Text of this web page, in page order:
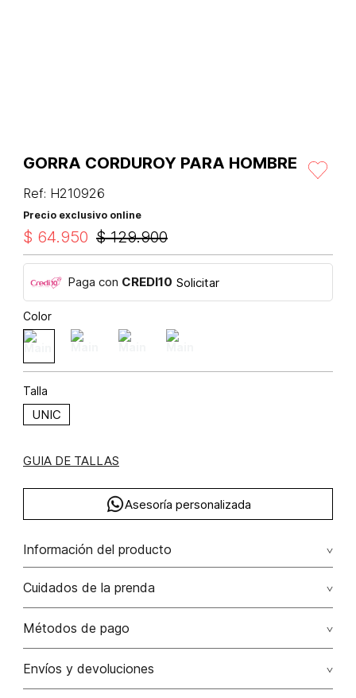
GORRA CORDUROY PARA HOMBRE
Ref: H210926
Precio exclusivo online
$ 129.900
$ 64.950
Paga con CREDI10 Solicitar
Color
Talla
UNIC
GUIA DE TALLAS
Asesoría personalizada
Información del producto
Cuidados de la prenda
No dejar en remojo /lavar por separado / no utilizar
No usar lejia
Métodos de pago
Tarjetas de crédito: Visa, Dinners, Master Card y American
Envíos y devoluciones